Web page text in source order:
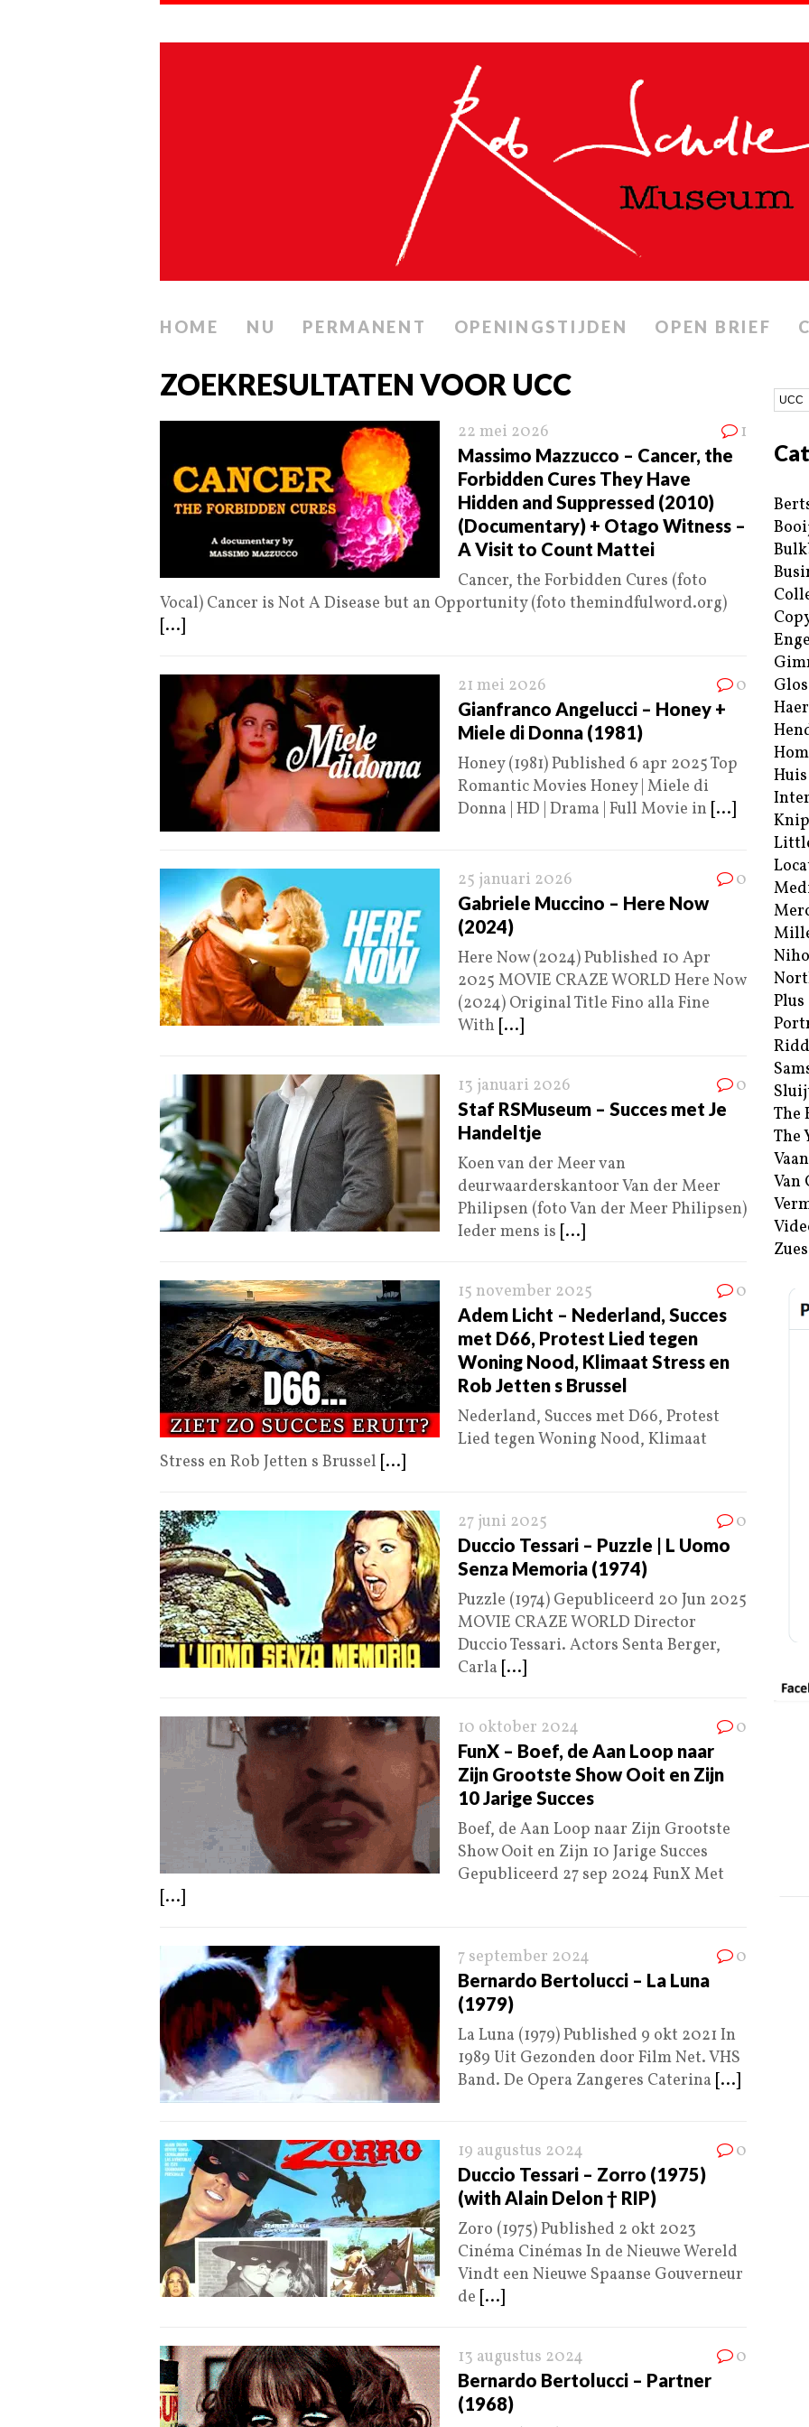
HOME NU PERMANENT OPENINGSTIJDEN OPEN BRIEF
ZOEKRESULTATEN VOOR UCC
22 mei 2026 1
Massimo Mazzucco – Cancer, the
Forbidden Cures They Have
Hidden and Suppressed (2010)
(Documentary) + Otago Witness –
A Visit to Count Mattei
Cancer, the Forbidden Cures (foto
Vocal) Cancer is Not A Disease but an Opportunity (foto themindfulword.org)
[...]
21 mei 2026 0
Gianfranco Angelucci – Honey +
Miele di Donna (1981)
Honey (1981) Published 6 apr 2025 Top
Romantic Movies Honey | Miele di
Donna | HD | Drama | Full Movie in [...]
25 januari 2026 0
Gabriele Muccino – Here Now
(2024)
Here Now (2024) Published 10 Apr
2025 MOVIE CRAZE WORLD Here Now
(2024) Original Title Fino alla Fine
With [...]
13 januari 2026 0
Staf RSMuseum – Succes met Je
Handeltje
Koen van der Meer van
deurwaarderskantoor Van der Meer
Philipsen (foto Van der Meer Philipsen)
Ieder mens is [...]
15 november 2025 0
Adem Licht – Nederland, Succes
met D66, Protest Lied tegen
Woning Nood, Klimaat Stress en
Rob Jetten s Brussel
Nederland, Succes met D66, Protest
Lied tegen Woning Nood, Klimaat
Stress en Rob Jetten s Brussel [...]
27 juni 2025 0
Duccio Tessari – Puzzle | L Uomo
Senza Memoria (1974)
Puzzle (1974) Gepubliceerd 20 Jun 2025
MOVIE CRAZE WORLD Director
Duccio Tessari. Actors Senta Berger,
Carla [...]
10 oktober 2024 0
FunX – Boef, de Aan Loop naar
Zijn Grootste Show Ooit en Zijn
10 Jarige Succes
Boef, de Aan Loop naar Zijn Grootste
Show Ooit en Zijn 10 Jarige Succes
Gepubliceerd 27 sep 2024 FunX Met
[...]
7 september 2024 0
Bernardo Bertolucci – La Luna
(1979)
La Luna (1979) Published 9 okt 2021 In
1989 Uit Gezonden door Film Net. VHS
Band. De Opera Zangeres Caterina [...]
19 augustus 2024 0
Duccio Tessari – Zorro (1975)
(with Alain Delon † RIP)
Zoro (1975) Published 2 okt 2023
Cinéma Cinémas In de Nieuwe Wereld
Vindt een Nieuwe Spaanse Gouverneur
de [...]
13 augustus 2024 0
Bernardo Bertolucci – Partner
(1968)
Plus
The
The
Van